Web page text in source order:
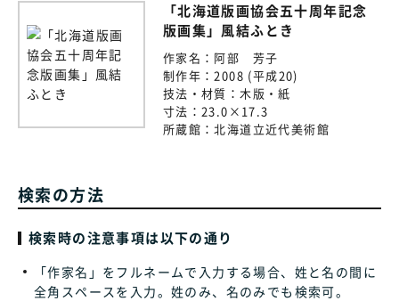
「北海道版画協会五十周年記念
版画集」風結ふとき
作家名： 阿部 芳子
制作年：2008 (平成20)
技法・材質：木版・紙
寸法： 23.0×17.3
所蔵館：北海道立近代美術館
検索の方法
検索時の注意事項は以下の通り
「作家名」をフルネームで入力する場合、姓と名の間に
全角スペースを入力。姓のみ、名のみでも検索可。